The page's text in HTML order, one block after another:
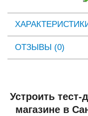
ОТЗЫВЫ (0)
Устроить
магазине в